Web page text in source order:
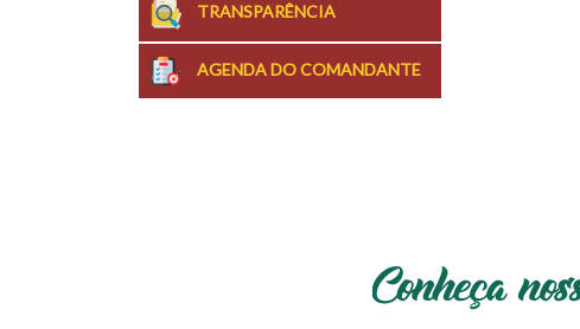
TRANSPARÊNCIA
AGENDA DO COMANDANTE